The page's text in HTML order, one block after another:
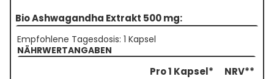
Bio Ashwagandha Extrakt 500 mg:
Empfohlene Tagesdosis: 1 Kapsel
NÄHRWERTANGABEN
Pro 1 Kapsel* NRV**